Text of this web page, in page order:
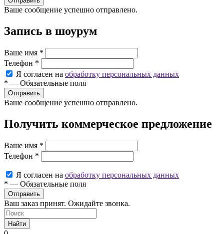
Ваше сообщение успешно отправлено.
Запись в шоурум
Ваше имя *
Телефон *
Я согласен на обработку персональных данных
* — Обязательные поля
Ваше сообщение успешно отправлено.
Получить коммерческое предложение
Ваше имя *
Телефон *
Я согласен на обработку персональных данных
* — Обязательные поля
Ваш заказ принят. Ожидайте звонка.
Найти